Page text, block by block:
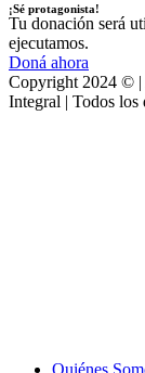
¡Sé protagonista!
Tu donación será
ejecutamos.
Doná ahora
Copyright 2024 © |
Integral | Todos los
Quiénes